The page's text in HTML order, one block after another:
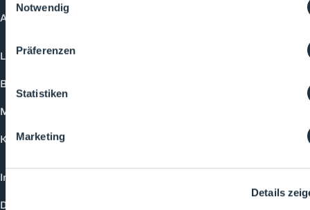
Notwendig
Präferenzen
Statistiken
Marketing
Details
Academy
Login
Buchungsmöglichkeiten
Medienformate
Kontakt
Impressum
Datenschutzerklärung